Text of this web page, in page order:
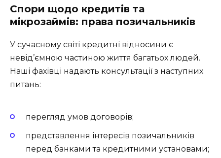
Спори щодо кредитів та
мікрозаймів: права позичальників
У сучасному світі кредитні відносини є
невід’ємною частиною життя багатьох людей.
Наші фахівці надають консультації з наступних
питань:
перегляд умов договорів;
представлення інтересів позичальників
перед банками та кредитними установами;